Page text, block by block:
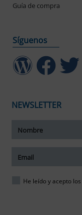
Guía de compra
Síguenos
NEWSLETTER
He leído y acepto los
tamaño del texto
del texto
espaciado del texto